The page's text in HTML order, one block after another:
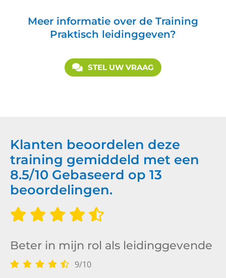
Meer informatie over de Training
Praktisch leidinggeven?
STEL UW VRAAG
Klanten beoordelen deze
training gemiddeld met een
8.5/10 Gebaseerd op 13
beoordelingen.
Beter in mijn rol als leidinggevende
9/10